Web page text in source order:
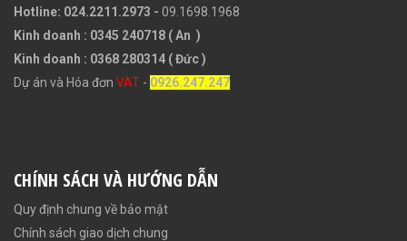
Hotline: 024.2211.2973 - 09.1698.1968
Kinh doanh : 0345 240718 ( An )
Kinh doanh : 0368 280314 ( Đức )
Dự án và Hóa đơn VAT - 0926.247.247
CHÍNH SÁCH VÀ HƯỚNG DẪN
Quy định chung về bảo mật
Chính sách giao dịch chung